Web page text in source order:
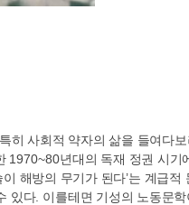
특히 사회적 약자의 삶을 들여다
1970~80년대의 독재 정권 시기
이 해방의 무기가 된다’는 계급적
있다. 이를테면 기성의 노동문